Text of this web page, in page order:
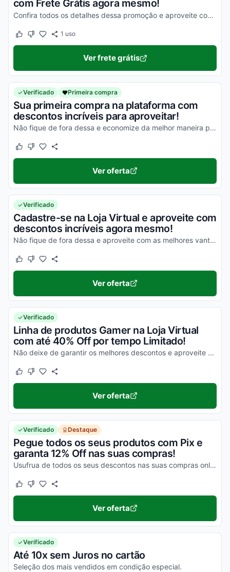
com Frete Grátis agora mesmo!
Confira todos os detalhes dessa promoção e aproveite com vantagens simplesmente incríveis!
Este cupom funcionou
Este cupom não funcionou
1 uso
Ver frete grátis
Verificado Primeira compra
Sua primeira compra na plataforma com
descontos incríveis para aproveitar!
Não fique de fora dessa e economize da melhor maneira possível!
Este cupom funcionou
Este cupom não funcionou
Ver oferta
Verificado
Cadastre-se na Loja Virtual e aproveite com
descontos incríveis agora mesmo!
Não fique de fora dessa e aproveite com as melhores vantagens!
Este cupom funcionou
Este cupom não funcionou
Ver oferta
Verificado
Linha de produtos Gamer na Loja Virtual
com até 40% Off por tempo Limitado!
Não deixe de garantir os melhores descontos e aproveite agora mesmo com a Comfy!
Este cupom funcionou
Este cupom não funcionou
Ver oferta
Verificado Destaque
Pegue todos os seus produtos com Pix e
garanta 12% Off nas suas compras!
Usufrua de todos os seus descontos nas suas compras online e economize agora mesmo com facilidade!
Este cupom funcionou
Este cupom não funcionou
Ver oferta
Verificado
Até 10x sem Juros no cartão
Seleção dos mais vendidos em condição especial.